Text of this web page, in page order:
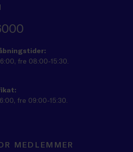
fre 08:00-15:30.
fre 09:00-15:30.
MEDLEMMER